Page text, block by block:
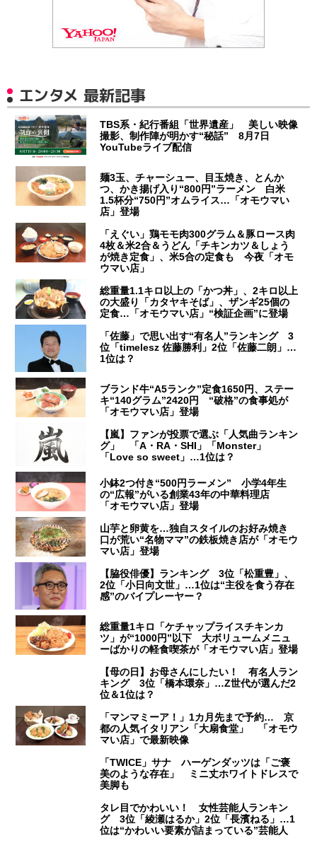
エンタメ 最新記事
TBS系・紀行番組「世界遺産」 美しい映像
撮影、制作陣が明かす“秘話” 8月7日
YouTubeライブ配信
麺3玉、チャーシュー、目玉焼き、とんか
つ、かき揚げ入り“800円”ラーメン 白米
1.5杯分“750円”オムライス…「オモウマい
店」登場
「えぐい」鶏モモ肉300グラム＆豚ロース肉
4枚＆米2合＆うどん「チキンカツ＆しょう
が焼き定食」、米5合の定食も 今夜「オモ
ウマい店」
総重量1.1キロ以上の「かつ丼」、2キロ以上
の大盛り「カタヤキそば」、ザンギ25個の
定食…「オモウマい店」“検証企画”に登場
「佐藤」で思い出す“有名人”ランキング 3
位「timelesz 佐藤勝利」2位「佐藤二朗」…
1位は？
ブランド牛“A5ランク”定食1650円、ステー
キ“140グラム”2420円 “破格”の食事処が
「オモウマい店」登場
【嵐】ファンが投票で選ぶ「人気曲ランキン
グ」 「A・RA・SHI」「Monster」
「Love so sweet」…1位は？
小鉢2つ付き“500円ラーメン” 小学4年生
の“広報”がいる創業43年の中華料理店
「オモウマい店」登場
山芋と卵黄を…独自スタイルのお好み焼き
口が荒い“名物ママ”の鉄板焼き店が「オモウ
マい店」登場
【脇役俳優】ランキング 3位「松重豊」、
2位「小日向文世」…1位は“主役を食う存在
感”のバイプレーヤー？
総重量1キロ「ケチャップライスチキンカ
ツ」が“1000円”以下 大ボリュームメニュ
ーばかりの軽食喫茶が「オモウマい店」登場
【母の日】お母さんにしたい！ 有名人ラン
キング 3位「橋本環奈」…Z世代が選んだ2
位＆1位は？
「マンマミーア！」1カ月先まで予約… 京
都の人気イタリアン「大扇食堂」 「オモウ
マい店」で最新映像
「TWICE」サナ ハーゲンダッツは「ご褒
美のような存在」 ミニ丈ホワイトドレスで
美脚も
タレ目でかわいい！ 女性芸能人ランキン
グ 3位「綾瀬はるか」2位「長濱ねる」…1
位は“かわいい要素が詰まっている”芸能人